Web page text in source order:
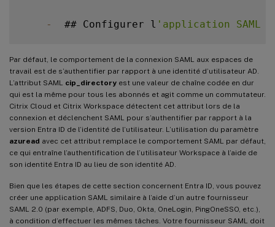
-
  ## Configurer l
'application SAML
Par défaut, le comportement de la connexion SAML aux espaces de
travail est de s’authentifier par rapport à une identité d’utilisateur AD.
L’attribut SAML cip_directory est une valeur de chaîne codée en dur
qui est la même pour tous les abonnés et agit comme un commutateur.
Citrix Cloud et Citrix Workspace détectent cet attribut lors de la
connexion et déclenchent SAML pour s’authentifier par rapport à la
version Entra ID de l’identité de l’utilisateur. L’utilisation du paramètre
azuread avec cet attribut remplace le comportement SAML par défaut,
ce qui entraîne l’authentification de l’utilisateur Workspace à l’aide de
son identité Entra ID au lieu de son identité AD.
Bien que les étapes de cette section concernent Entra ID, vous pouvez
créer une application SAML similaire à l’aide d’un autre fournisseur
SAML 2.0 (par exemple, ADFS, Duo, Okta, OneLogin, PingOneSSO, etc.),
à condition d’effectuer les mêmes tâches. Votre fournisseur SAML doit